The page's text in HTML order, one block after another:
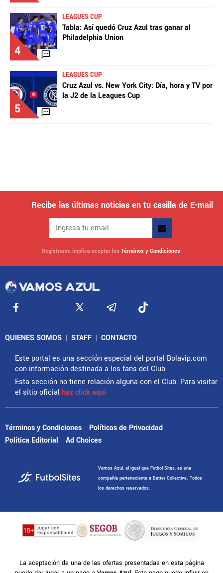
4
LEAGUES CUP
Tabla: Así quedó Cruz Azul tras ganar al
Philadelphia Union
5
LEAGUES CUP
Cruz Azul vs. New York City: Día, hora y TV por
la J2 de la Leagues Cup
Recibe las últimas noticias en tu casilla de E-mail
Registrarse implica aceptar los Términos y Condiciones
QUIENES SOMOS | STAFF | CONTACTO
Este portal es una sección especial del portal Bolavip.com
con información destinada a los fans del Club.
Esta sección no tiene relación alguna con el Club. Para visitar
el sitio oficial haz click aquí
Términos y Condiciones
Políticas de Privacidad
Política Editorial
Ad Choices
Vamos Azul, al igual que Futbol Sites, es una
compañía perteneciente a Better Collective. Todos
los derechos reservados.
La aceptación de una de las ofertas presentadas en esta página